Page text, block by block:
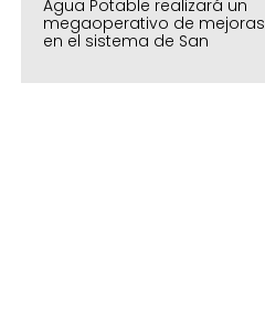
Agua Potable realizará un
megaoperativo de mejoras
en el sistema de San